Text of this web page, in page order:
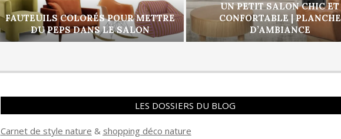
FAUTEUILS COLORÉS POUR METTRE
DU PEPS DANS LE SALON
UN PETIT SALON CHIC ET
CONFORTABLE | PLANCHE
D’AMBIANCE
LES DOSSIERS DU BLOG
Carnet de style nature & shopping déco nature